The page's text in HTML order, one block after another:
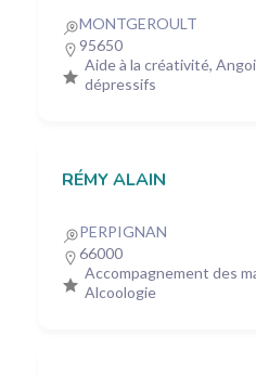
MONTGEROULT
95650
Aide à la créativité,
dépressifs
RÉMY ALAIN
PERPIGNAN
66000
Accompagnement des
Alcoologie